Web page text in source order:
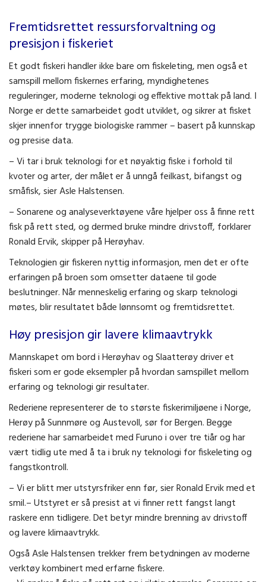
Fremtidsrettet ressursforvaltning og
presisjon i fiskeriet
Et godt fiskeri handler ikke bare om fiskeleting, men også et
samspill mellom fiskernes erfaring, myndighetenes
reguleringer, moderne teknologi og effektive mottak på land. I
Norge er dette samarbeidet godt utviklet, og sikrer at fisket
skjer innenfor trygge biologiske rammer – basert på kunnskap
og presise data.
– Vi tar i bruk teknologi for et nøyaktig fiske i forhold til
kvoter og arter, der målet er å unngå feilkast, bifangst og
småfisk, sier Asle Halstensen.
– Sonarene og analyseverktøyene våre hjelper oss å finne rett
fisk på rett sted, og dermed bruke mindre drivstoff, forklarer
Ronald Ervik, skipper på Herøyhav.
Teknologien gir fiskeren nyttig informasjon, men det er ofte
erfaringen på broen som omsetter dataene til gode
beslutninger. Når menneskelig erfaring og skarp teknologi
møtes, blir resultatet både lønnsomt og fremtidsrettet.
Høy presisjon gir lavere klimaavtrykk
Mannskapet om bord i Herøyhav og Slaatterøy driver et
fiskeri som er gode eksempler på hvordan samspillet mellom
erfaring og teknologi gir resultater.
Rederiene representerer de to største fiskerimiljøene i Norge,
Herøy på Sunnmøre og Austevoll, sør for Bergen. Begge
rederiene har samarbeidet med Furuno i over tre tiår og har
vært tidlig ute med å ta i bruk ny teknologi for fiskeleting og
fangstkontroll.
– Vi er blitt mer utstyrsfriker enn før, sier Ronald Ervik med et
smil.– Utstyret er så presist at vi finner rett fangst langt
raskere enn tidligere. Det betyr mindre brenning av drivstoff
og lavere klimaavtrykk.
Også Asle Halstensen trekker frem betydningen av moderne
verktøy kombinert med erfarne fiskere.